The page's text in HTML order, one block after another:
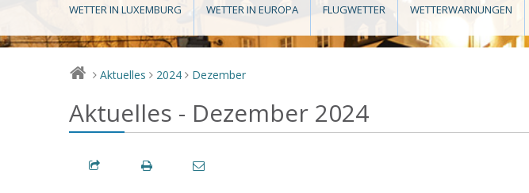
WETTER IN LUXEMBURG WETTER IN EUROPA FLUGWETTER WETTERWARNUNGEN
> Aktuelles > 2024 > Dezember
Aktuelles - Dezember 2024